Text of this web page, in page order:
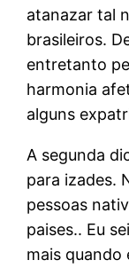
atanazar tal
brasileiros.
entretanto
harmonia
alguns
A segunda
para izades.
pessoas
paises.. Eu
mais quando